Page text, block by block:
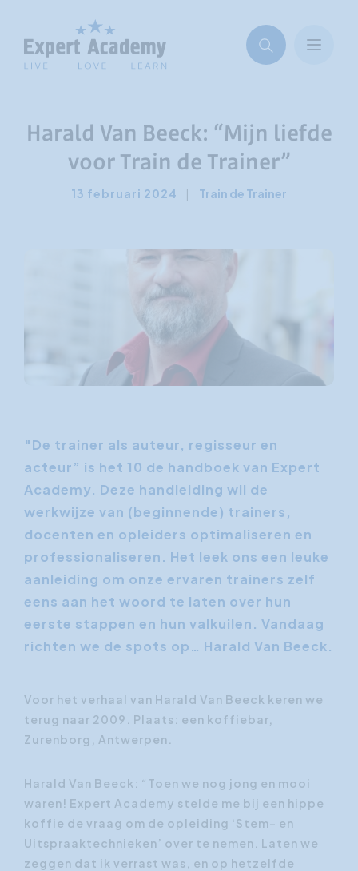
Harald Van Beeck: “Mijn liefde
voor Train de Trainer”
13 februari 2024 | Train de Trainer
"De trainer als auteur, regisseur en
acteur” is het 10 de handboek van Expert
Academy. Deze handleiding wil de
werkwijze van (beginnende) trainers,
docenten en opleiders optimaliseren en
professionaliseren. Het leek ons een leuke
aanleiding om onze ervaren trainers zelf
eens aan het woord te laten over hun
eerste stappen en hun valkuilen. Vandaag
richten we de spots op… Harald Van Beeck.
Voor het verhaal van Harald Van Beeck keren we
terug naar 2009. Plaats: een koffiebar,
Zurenborg, Antwerpen.
Harald Van Beeck: “Toen we nog jong en mooi
waren! Expert Academy stelde me bij een hippe
koffie de vraag om de opleiding ‘Stem- en
Uitspraaktechnieken’ over te nemen. Laten we
zeggen dat ik verrast was, en op hetzelfde